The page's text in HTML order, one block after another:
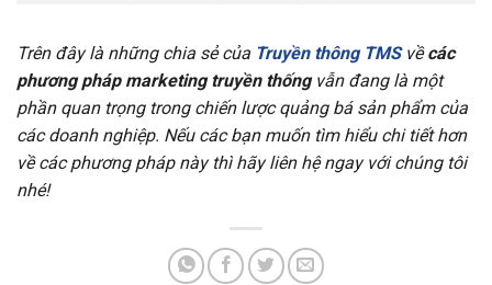
Trên đây là những chia sẻ của Truyền thông TMSvềcác
phương pháp marketing truyền thống vẫn đang là một
phần quan trọng trong chiến lược quảng bá sản phẩm của
các doanh nghiệp. Nếu các bạn muốn tìm hiểu chi tiết hơn
về các phương pháp này thì hãy liên hệ ngay với chúng tôi
nhé!